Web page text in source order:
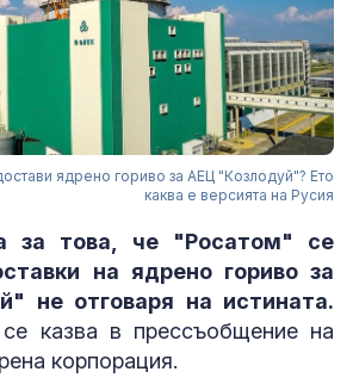
ядрено гориво за АЕЦ "Козлодуй"? Ето
каква е версията на Русия
за това, че "Росатом" се
на ядрено гориво за
не отговаря на истината.
казва в прессъобщение на
корпорация.